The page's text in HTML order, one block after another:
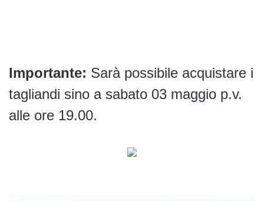
Importante: Sarà possibile acquistare i
tagliandi sino a sabato 03 maggio p.v.
alle ore 19.00.